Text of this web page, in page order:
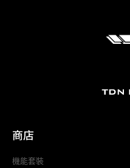
商店
機能套裝